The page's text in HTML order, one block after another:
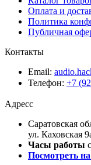
Оплата и
Политика
Публичная
Контакты
Email:
Телефон: +7
Адресс
Саратовская
ул. Каховская
Часы работы
Посмотреть